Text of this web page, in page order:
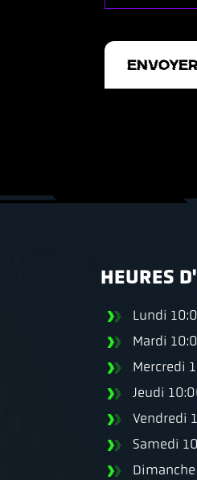
HEURES
Lundi
Mardi
Mercredi
Jeudi
Vendredi
Samedi
Dimanche